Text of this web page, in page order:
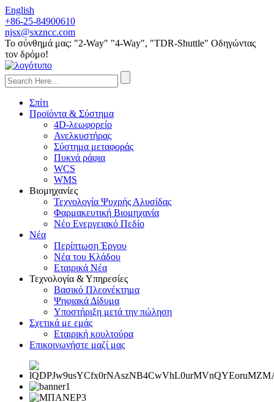
English
+86-25-84900610
njsx@sxzncc.com
Το σύνθημά μας: "2-Way" "4-Way", "TDR-Shuttle" Οδηγώντας
τον δρόμο!
Σπίτι
Προϊόντα & Σύστημα
4D-λεωφορείο
Ανελκυστήρας
Σύστημα μεταφοράς
Πυκνά ράφια
WCS
WMS
Βιομηχανίες
Τεχνολογία Ψυχρής Αλυσίδας
Φαρμακευτική Βιομηχανία
Νέο Ενεργειακό Πεδίο
Νέα
Περίπτωση Έργου
Νέα του Κλάδου
Εταιρικά Νέα
Τεχνολογία & Υπηρεσίες
Βασικό Πλεονέκτημα
Ψηφιακά Δίδυμα
Υποστήριξη μετά την πώληση
Σχετικά με εμάς
Εταιρική κουλτούρα
Επικοινωνήστε μαζί μας